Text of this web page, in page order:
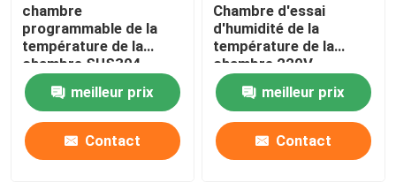
chambre
programmable de la
température de la
chambre SUS304
d'humidité de la
température 65C
meilleur prix
Contact
Chambre d'essai
d'humidité de la
température de la
chambre 220V
d'humidité de la
température d'OEM
meilleur prix
Contact